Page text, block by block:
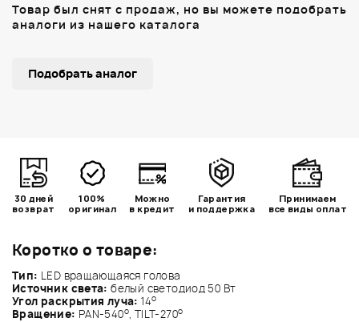
Коротко о товаре:
Тип: LED вращающаяся голова
Источник света:белый светодиод 50 Вт
Угол раскрытия луча:14о
Вращение: PAN-540о, TILT-270о
Товар был снят с продаж, но вы можете подобрать
аналоги из нашего каталога
Подобрать аналог
30 дней
возврат
100%
оригинал
Можно
в кредит
Гарантия
и поддержка
Принимаем
все виды оплат